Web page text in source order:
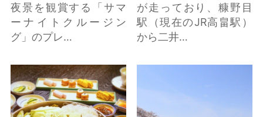
夜景を観賞する「サマ
ーナイトクルージン
グ」のプレ…
が走っており、糠野目
駅（現在のJR高畠駅）
から二井…
五戸馬肉料理 尾形五
戸本店 の詳細はこちら